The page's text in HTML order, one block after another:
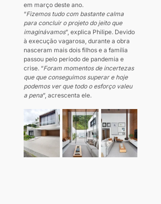
em março deste ano.
“Fizemos tudo com bastante calma
para concluir o projeto do jeito que
imaginávamos”, explica Philipe. Devido
à execução vagarosa, durante a obra
nasceram mais dois filhos e a família
passou pelo período de pandemia e
crise. “Foram momentos de incertezas
que que conseguimos superar e hoje
podemos ver que todo o esforço valeu
a pena”, acrescenta ele.